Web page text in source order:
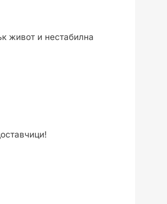
живот и нестабилна